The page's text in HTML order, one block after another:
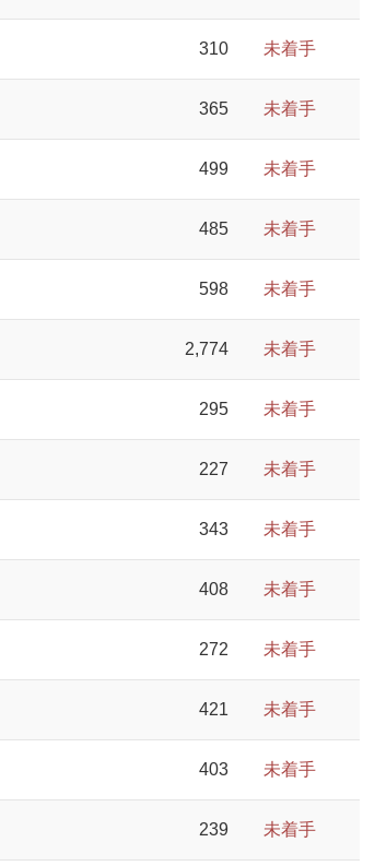
310 未着手
365 未着手
499 未着手
485 未着手
598 未着手
2,774 未着手
295 未着手
227 未着手
343 未着手
408 未着手
272 未着手
421 未着手
403 未着手
239 未着手